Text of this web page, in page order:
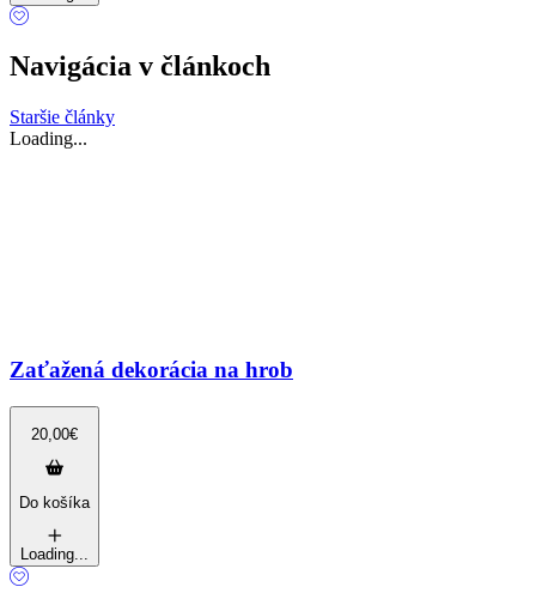
Navigácia v článkoch
Staršie články
Loading...
Zaťažená dekorácia na hrob
20,00€
Do košíka
Loading...